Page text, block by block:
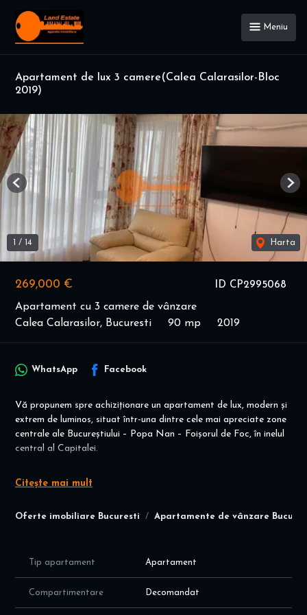
Meniu
Apartament de lux 3 camere(Calea Calarasilor-Bloc
2019)
ID CP2995068
269,000 €
Apartament cu 3 camere de vânzare
Calea Calarasilor, Bucuresti
90 mp 2019
1 / 14 Harta
Previous
Oferte imobiliare Bucuresti Apartamente de vânzare
WhatsApp Facebook
Vă propunem spre achiziționare un apartament de lux, modern și
extrem de luminos, situat într-una dintre cele mai apreciate zone
centrale ale Bucureștiului – Popa Nan – Foișorul de Foc, în inelul
central al Capitalei.
dominată de case și imobile cu regim redus de înălțime (P+4),
liniștea și arhitectura de calitate.
anul 2019, cu arhitectură contemporană, premiat la Bienala de
execuție.
Imobilul se remarcă prin calitatea superioară a construcției:
Citește mai mult
Tip apartament Apartament
Compartimentare Decomandat